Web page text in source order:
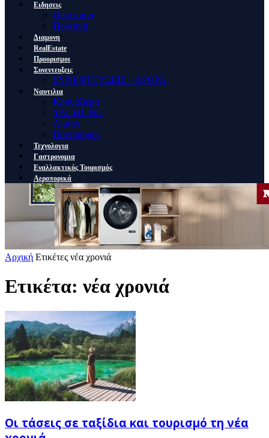
Ειδησεις
Οικονομια
Πολιτικη
Διαμονη
RealEstate
Προορισμοι
Συνεντευξεις
ΣΥΝΕΝΤΕΥΞΕΙΣ – ΑΡΘΡΑ
Ναυτιλια
Κρουαζιερα
YACHTING
Λιμανι
Ποντοπορος
Τεχνολογια
Γαστρονομια
Εναλλακτικός Τουρισμός
Αεροπορικά
Αρχική Ετικέτες νέα χρονιά
Ετικέτα: νέα χρονιά
Οι τάσεις σε ταξίδια και τουρισμό τη νέα